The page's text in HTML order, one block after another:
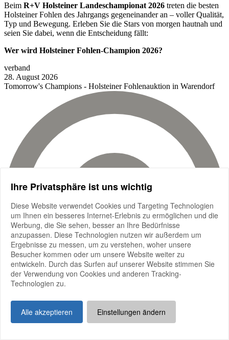
Beim R+V Holsteiner Landeschampionat 2026 treten die besten
Holsteiner Fohlen des Jahrgangs gegeneinander an – voller Qualität,
Typ und Bewegung. Erleben Sie die Stars von morgen hautnah und
seien Sie dabei, wenn die Entscheidung fällt:
Wer wird Holsteiner Fohlen-Champion 2026?
verband
28. August 2026
Tomorrow's Champions - Holsteiner Fohlenauktion in Warendorf
Ihre Privatsphäre ist uns wichtig
Diese Website verwendet Cookies und Targeting Technologien
um Ihnen ein besseres Internet-Erlebnis zu ermöglichen und die
Werbung, die Sie sehen, besser an Ihre Bedürfnisse
anzupassen. Diese Technologien nutzen wir außerdem um
Ergebnisse zu messen, um zu verstehen, woher unsere
Besucher kommen oder um unsere Website weiter zu
entwickeln. Durch das Surfen auf unserer Website stimmen Sie
der Verwendung von Cookies und anderen Tracking-
Technologien zu.
Alle akzeptieren Einstellungen ändern